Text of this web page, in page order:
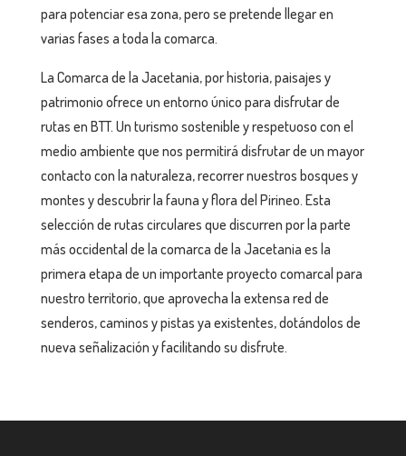
para potenciar esa zona, pero se pretende llegar en
varias fases a toda la comarca.
La Comarca de la Jacetania, por historia, paisajes y
patrimonio ofrece un entorno único para disfrutar de
rutas en BTT. Un turismo sostenible y respetuoso con el
medio ambiente que nos permitirá disfrutar de un mayor
contacto con la naturaleza, recorrer nuestros bosques y
montes y descubrir la fauna y flora del Pirineo. Esta
selección de rutas circulares que discurren por la parte
más occidental de la comarca de la Jacetania es la
primera etapa de un importante proyecto comarcal para
nuestro territorio, que aprovecha la extensa red de
senderos, caminos y pistas ya existentes, dotándolos de
nueva señalización y facilitando su disfrute.